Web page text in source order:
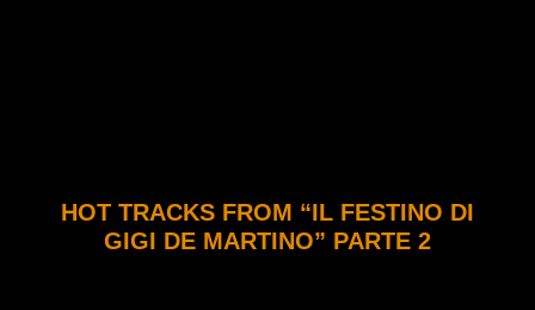
HOT TRACKS FROM “IL FESTINO DI
GIGI DE MARTINO” PARTE 2